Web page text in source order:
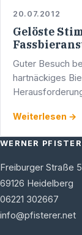
20.07.2012
Gelöste
Guter Besuch
hartnäckiges
zu bewältigen
Weiterlesen →
WERNER
Freiburger Straße
69126 Heidelberg
06221 302667
info@pfisterer.net